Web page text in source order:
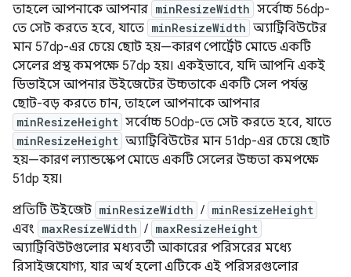
তাহলে আপনাকে আপনার minResizeWidth সর্বোচ্চ 56dp-
তে সেট করতে হবে, যাতে minResizeWidth অ্যাট্রিবিউটের
মান 57dp-এর চেয়ে ছোট হয়—কারণ পোর্ট্রেট মোডে একটি
সেলের প্রস্থ কমপক্ষে 57dp হয়। একইভাবে, যদি আপনি একই
ডিভাইসে আপনার উইজেটের উচ্চতাকে একটি সেল পর্যন্ত
ছোট-বড় করতে চান, তাহলে আপনাকে আপনার
minResizeHeight সর্বোচ্চ 50dp-তে সেট করতে হবে, যাতে
minResizeHeight অ্যাট্রিবিউটের মান 51dp-এর চেয়ে ছোট
হয়—কারণ ল্যান্ডস্কেপ মোডে একটি সেলের উচ্চতা কমপক্ষে
51dp হয়।
প্রতিটি উইজেট minResizeWidth / minResizeHeight
এবং maxResizeWidth / maxResizeHeight
অ্যাট্রিবিউটগুলোর মধ্যবর্তী আকারের পরিসরের মধ্যে
রিসাইজযোগ্য, যার অর্থ হলো এটিকে এই পরিসরগুলোর